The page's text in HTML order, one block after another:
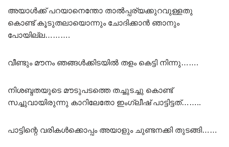
അയാൾക്ക്‌ പറയാനെന്തോ താൽപ്പര്യക്കുറവുള്ളതു
കൊണ്ട് കൂടുതലായൊന്നും ചോദിക്കാൻ ഞാനും
പോയില്ല……….
വീണ്ടും മൗനം ഞങ്ങൾക്കിടയിൽ തളം കെട്ടി നിന്നു…….
നിശബ്ദതയുടെ മൗടുപടത്തെ തച്ചുടച്ചു കൊണ്ട്
സച്ചുവായിരുന്നു കാറിലേതോ ഇംഗ്ലീഷ് പാട്ടിട്ടത്……..
പാട്ടിന്റെ വരികൾക്കൊപ്പം അയാളും ചുണ്ടനക്കി തുടങ്ങി……